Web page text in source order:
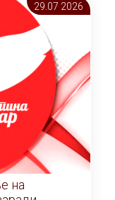
29.07 2026